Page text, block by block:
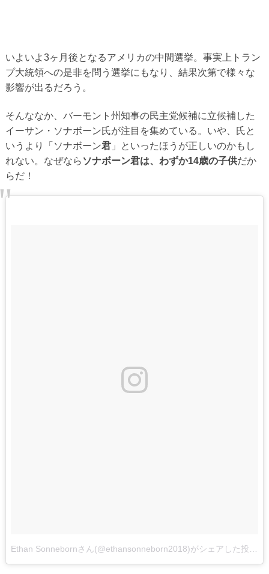
いよいよ3ヶ月後となるアメリカの中間選挙。事実上トラン
プ大統領への是非を問う選挙にもなり、結果次第で様々な
影響が出るだろう。
そんななか、バーモント州知事の民主党候補に立候補した
イーサン・ソナボーン氏が注目を集めている。いや、氏と
いうより「ソナボーン君」といったほうが正しいのかもし
れない。なぜなら ソナボーン君は、わずか14歳の子供だか
らだ！